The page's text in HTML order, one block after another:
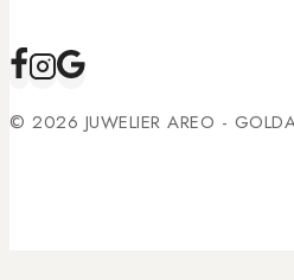
© 2026 JUWELIER AREO -